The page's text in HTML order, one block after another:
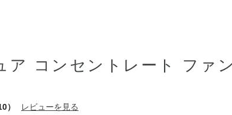
ア コンセントレート ファ
） レビューを見る